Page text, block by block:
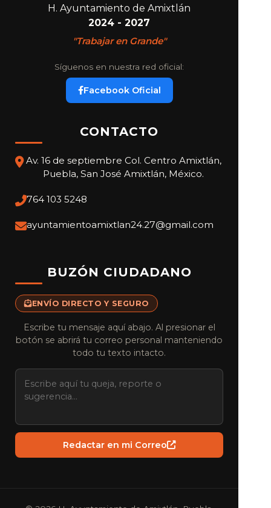
H. Ayuntamiento de Amixtlán
2024 - 2027
"Trabajar en Grande"
Síguenos en nuestra red oficial:
Facebook Oficial
CONTACTO
Av. 16 de septiembre Col. Centro Amixtlán,
Puebla, San José Amixtlán, México.
764 103 5248
ayuntamientoamixtlan24.27@gmail.com
BUZÓN CIUDADANO
ENVÍO DIRECTO Y SEGURO
Escribe tu mensaje aquí abajo. Al presionar el
botón se abrirá tu correo personal manteniendo
todo tu texto intacto.
Redactar en mi Correo